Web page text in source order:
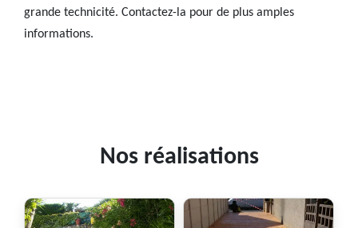
grande technicité. Contactez-la pour de plus amples
informations.
Nos réalisations